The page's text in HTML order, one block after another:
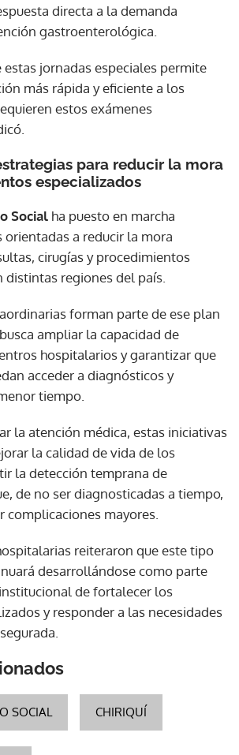
directa a la demanda
gastroenterológica.
estas jornadas especiales permite
más rápida y eficiente a los
estos exámenes
para reducir la mora
especializados
Social ha puesto en marcha
orientadas a reducir la mora
cirugías y procedimientos
distintas regiones del país.
forman parte de ese plan
ampliar la capacidad de
hospitalarios y garantizar que
acceder a diagnósticos y
tiempo.
la atención médica, estas iniciativas
la calidad de vida de los
la detección temprana de
de no ser diagnosticadas a tiempo,
complicaciones mayores.
reiteraron que este tipo
desarrollándose como parte
de fortalecer los
y responder a las necesidades
SOCIAL CHIRIQUÍ